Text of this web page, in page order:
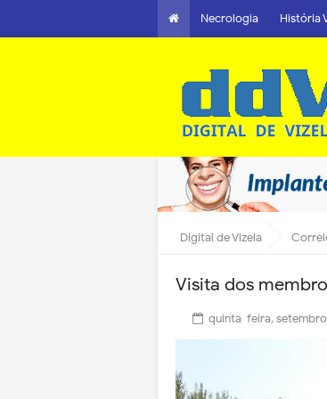
Necrologia História
Digital de Vizela
Visita dos
quinta-feira, setembro